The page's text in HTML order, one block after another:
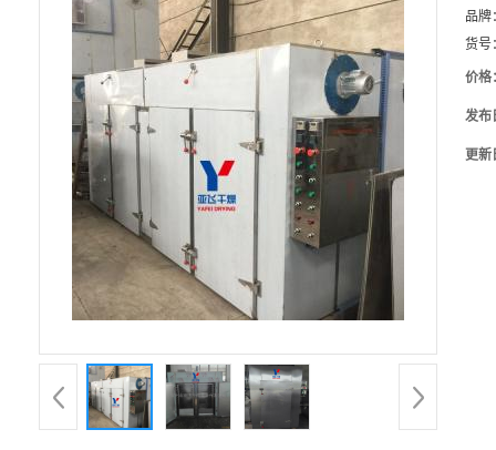
品牌
货号
价格
发布
更新